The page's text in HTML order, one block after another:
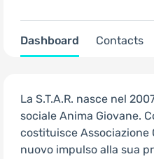
Dashboard Contacts
La S.T.A.R. nasce nel
sociale Anima Giovane.
costituisce Associazione
nuovo impulso alla sua